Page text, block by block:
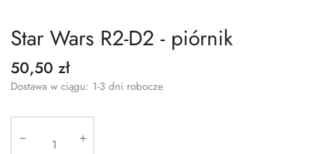
Star Wars R2-D2 - piórnik
50,50 zł
Dostawa w ciągu: 1-3 dni robocze